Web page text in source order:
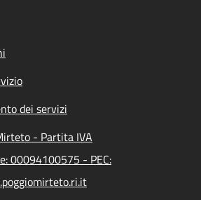
dei servizi
- Partita IVA
00094100575 - PEC: